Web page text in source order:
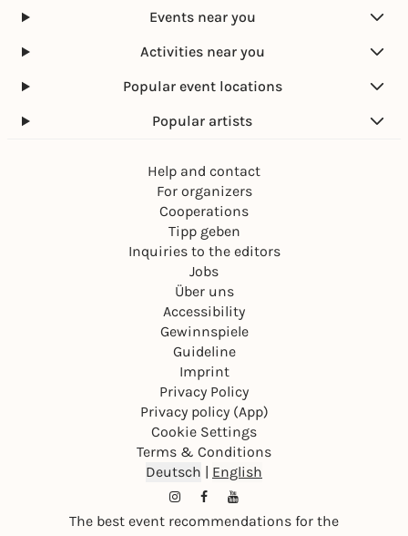
Events near you
Activities near you
Popular event locations
Popular artists
Help and contact
For organizers
Cooperations
Tipp geben
Inquiries to the editors
Jobs
Über uns
Accessibility
Gewinnspiele
Guideline
Imprint
Privacy Policy
Privacy policy (App)
Cookie Settings
Terms & Conditions
Deutsch | English
The best event recommendations for the